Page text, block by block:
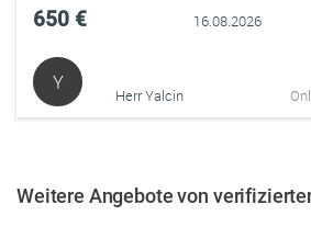
650 € 16.08.2026
Y
Herr Yalcin
Weitere Angebote von